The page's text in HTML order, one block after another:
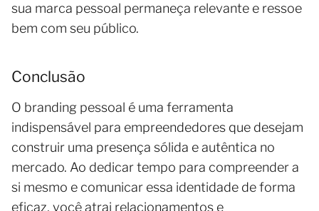
sua marca pessoal permaneça relevante e ressoe
bem com seu público.
Conclusão
O branding pessoal é uma ferramenta
indispensável para empreendedores que desejam
construir uma presença sólida e autêntica no
mercado. Ao dedicar tempo para compreender a
si mesmo e comunicar essa identidade de forma
eficaz, você atrai relacionamentos e